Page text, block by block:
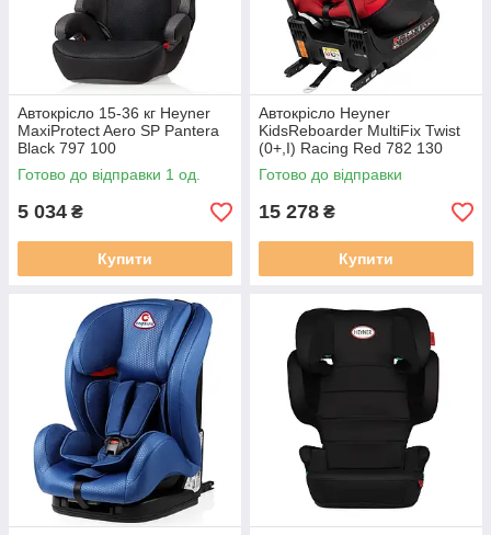
Автокрісло 15-36 кг Heyner
MaxiProtect Aero SP Pantera
Black 797 100
Готово до відправки 1 од.
5 034 ₴
Купити
Автокрісло Heyner
KidsReboarder MultiFix Twist
(0+,I) Racing Red 782 130
червоного кольору
Готово до відправки
15 278 ₴
Купити